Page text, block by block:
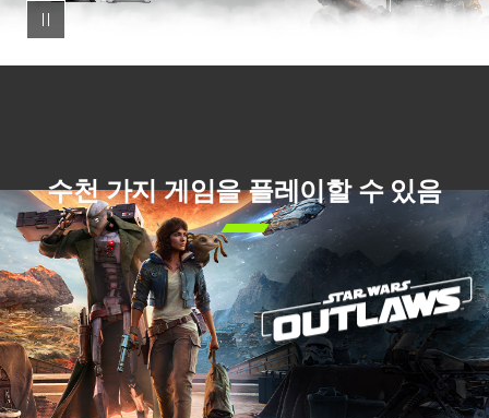
듀
티:
블
랙
옵
스
6
의
수천 가지 게임을 플레이할 수 있음
